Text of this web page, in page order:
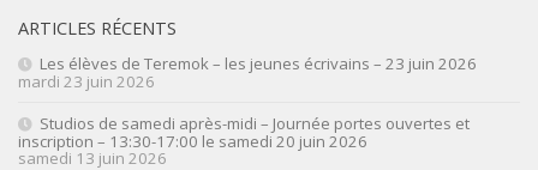
ARTICLES RÉCENTS
Les élèves de Teremok – les jeunes écrivains – 23 juin 2026
mardi 23 juin 2026
Studios de samedi après-midi – Journée portes ouvertes et
inscription – 13:30-17:00 le samedi 20 juin 2026
samedi 13 juin 2026